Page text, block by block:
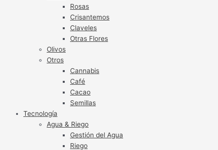
Rosas
Crisantemos
Claveles
Otras Flores
Olivos
Otros
Cannabis
Café
Cacao
Semillas
Tecnología
Agua & Riego
Gestión del Agua
Riego